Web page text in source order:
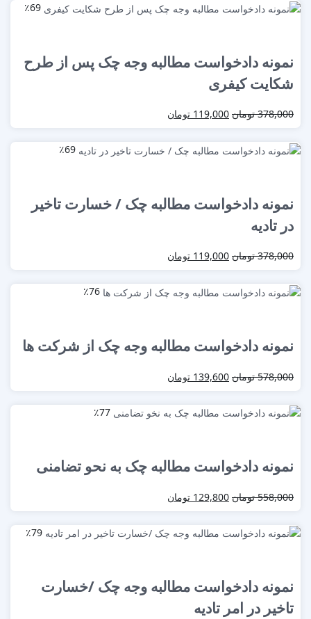
٪69
نمونه دادخواست مطالبه وجه چک پس از طرح
شکایت کیفری
378,000 تومان 119,000 تومان
٪69
نمونه دادخواست مطالبه چک / خسارت تاخیر
در تادیه
378,000 تومان 119,000 تومان
٪76
نمونه دادخواست مطالبه وجه چک از شرکت ها
578,000 تومان 139,600 تومان
٪77
نمونه دادخواست مطالبه چک به نحو تضامنی
558,000 تومان 129,800 تومان
٪79
نمونه دادخواست مطالبه وجه چک /خسارت
تاخیر در امر تادیه